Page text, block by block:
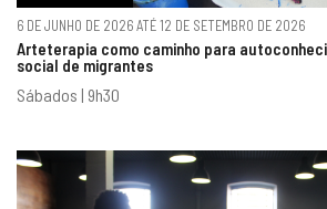
6 DE JUNHO DE 2026 ATÉ 12 DE SETEMBRO DE 2026
Arteterapia como caminho para
social de migrantes
Sábados | 9h30